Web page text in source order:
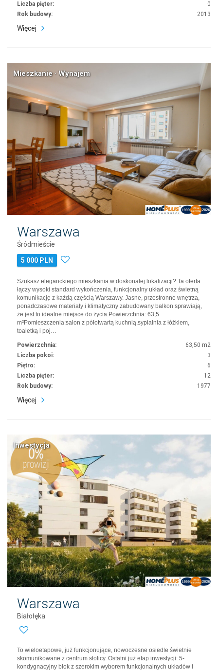
Liczba pięter:
0
Rok budowy:
2013
Więcej
Mieszkanie · Wynajem
Warszawa
Śródmieście
5 000 PLN
Szukasz eleganckiego mieszkania w doskonałej lokalizacji? Ta oferta
łączy wysoki standard wykończenia, funkcjonalny układ oraz świetną
komunikację z każdą częścią Warszawy. Jasne, przestronne wnętrza,
ponadczasowe materiały i klimatyczny zabudowany balkon sprawiają,
że jest to idealne miejsce do życia.Powierzchnia: 63,5
m²Pomieszczenia:salon z półotwartą kuchnią,sypialnia z łóżkiem,
toaletką i poj…
Powierzchnia:
63,50 m2
Liczba pokoi:
3
Piętro:
6
Liczba pięter:
12
Rok budowy:
1977
Więcej
Inwestycja
Warszawa
Białołęka
To wieloetapowe, już funkcjonujące, nowoczesne osiedle świetnie
skomunikowane z centrum stolicy. Ostatni już etap inwestycji: 5-
kondygnacyjny blok z szerokim wyborem funkcjonalnych układów i